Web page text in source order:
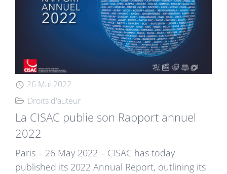
26 Mai 2022
Droits d'auteur
La CISAC publie son Rapport annuel
2022
Paris – 26 May 2022 – CISAC has today
published its 2022 Annual Report, outlining its